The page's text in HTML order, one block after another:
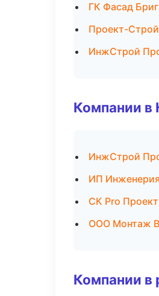
ГК Фасад
Проект-
ИнжСтрой
Компании в
ИнжСтрой
ИП
СК Pro
ООО Монтаж
Компании в